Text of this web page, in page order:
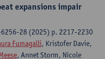
expansions impair
6256-28 (2025) p. 2217-2230
Fumagalli, Kristofer Davie,
, Annet Storm, Nicole